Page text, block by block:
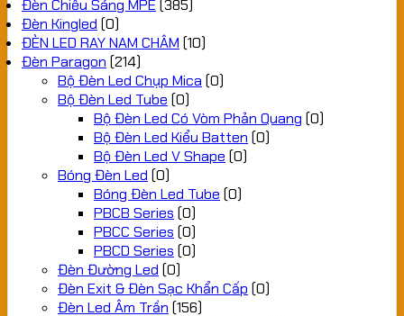
Đèn Chiếu Sáng MPE (385)
Đèn Kingled (0)
ĐÈN LED RAY NAM CHÂM (10)
Đèn Paragon (214)
Bộ Đèn Led Chụp Mica (0)
Bộ Đèn Led Tube (0)
Bộ Đèn Led Có Vòm Phản Quang (0)
Bộ Đèn Led Kiểu Batten (0)
Bộ Đèn Led V Shape (0)
Bóng Đèn Led (0)
Bóng Đèn Led Tube (0)
PBCB Series (0)
PBCC Series (0)
PBCD Series (0)
Đèn Đường Led (0)
Đèn Exit & Đèn Sạc Khẩn Cấp (0)
Đèn Led Âm Trần (156)